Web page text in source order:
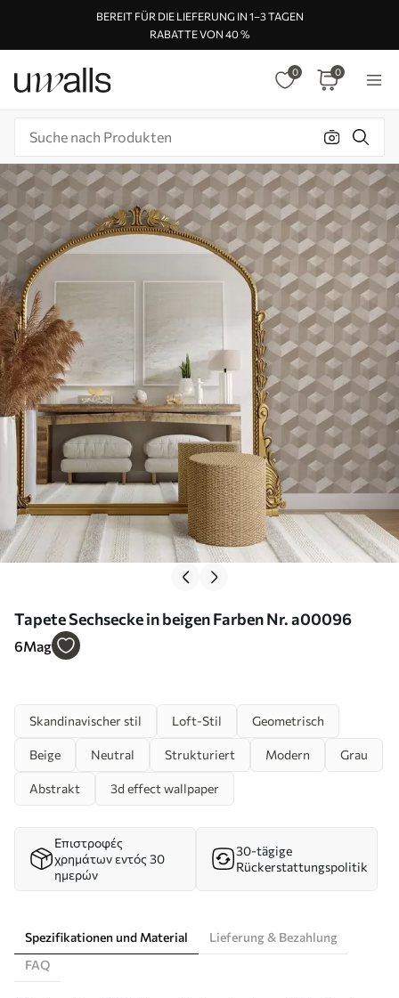
BEREIT FÜR DIE LIEFERUNG IN 1–3 TAGEN
RABATTE VON 40 %
0 0
Tapete Sechsecke in beigen Farben Nr. a00096
6Mag
Skandinavischer stil Loft-Stil Geometrisch
Beige Neutral Strukturiert Modern Grau
Abstrakt 3d effect wallpaper
Επιστροφές
χρημάτων εντός 30
ημερών
30-tägige
Rückerstattungspolitik
Spezifikationen und Material
Lieferung & Bezahlung
FAQ